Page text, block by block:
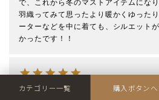
で、これから冬のマストアイテムになり
羽織ってみて思ったより暖かくゆった
ーターなどを中に着ても、シルエット
かったです！！
MUMU 1
非公開
カテゴリー一覧 購入ボタンへ